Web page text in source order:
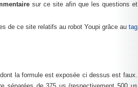
sur ce site afin que les questions et
de ce site relatifs au robot Youpi grâce au tag
la formule est exposée ci dessus est faux.